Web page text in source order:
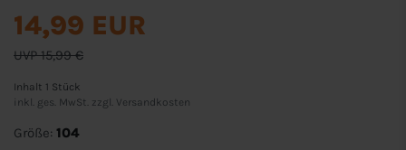
UVP 15,99 €
14,99 EUR
Inhalt 1 Stück
inkl. ges. MwSt. zzgl.
Versandkosten
Größe: 104